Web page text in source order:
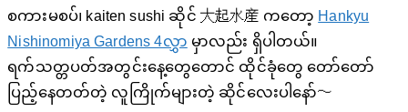
စကားမစပ်၊ kaiten sushi ဆိုင် 大起水産 ကတော့Hankyu
Nishinomiya Gardens 4လွှာမှာလည်း ရှိပါတယ်။
ရက်သတ္တပတ်အတွင်းနေ့တွေတောင် ထိုင်ခုံတွေ တော်တော်
ပြည့်နေတတ်တဲ့ လူကြိုက်များတဲ့ ဆိုင်လေးပါနော်〜